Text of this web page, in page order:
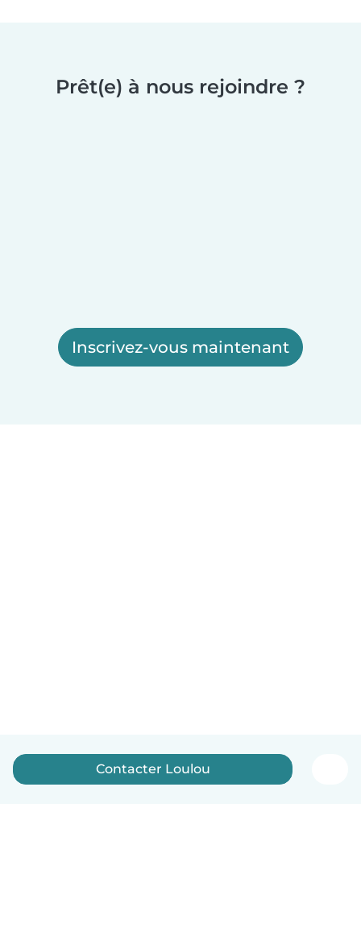
Prêt(e) à nous rejoindre ?
Inscrivez-vous maintenant
Contacter Loulou